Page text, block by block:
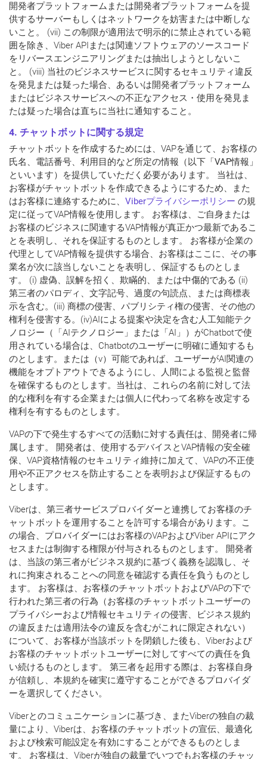
開発者プラットフォームまたは開発者プラットフォームを提
供するサーバーもしくはネットワークを妨害または中断しな
いこと。 (vii) この制限が適用法で明示的に禁止されている範
囲を除き、Viber APIまたは関連ソフトウェアのソースコード
をリバースエンジニアリングまたは抽出しようとしないこ
と。 (viii) 当社のビジネスサービスに関するセキュリティ違反
を発見または疑った場合、あるいは開発者プラットフォーム
またはビジネスサービスへの不正なアクセス・使用を発見ま
たは疑った場合は直ちに当社に通知すること。
4. チャットボットに関する規定
チャットボットを作成するためには、VAPを通じて、お客様の
氏名、電話番号、利用目的など所定の情報（以下「VAP情報 」
といいます）を提供していただく必要があります。 当社は、
お客様がチャットボットを作成できるようにするため、また
はお客様に連絡するために、 Viberプライバシーポリシー の規
定に従ってVAP情報を使用します。 お客様は、ご自身または
お客様のビジネスに関連するVAP情報が真正かつ最新であるこ
とを表明し、それを保証するものとします。 お客様が企業の
代理としてVAP情報を提供する場合、お客様はここに、その事
業名が次に該当しないことを表明し、保証するものとしま
す。 (i) 虚偽、誤解を招く、欺瞞的、または中傷的である (ii)
第三者のパロディ、文字記号、過度の句読点、または商標表
示を含む。(iii) 商標の侵害、パブリシティ権の侵害、その他の
権利を侵害する。(iv)AIによる提案や決定を含む人工知能テク
ノロジー（「AIテクノロジー」または「AI」）がChatbotで使
用されている場合は、Chatbotのユーザーに明確に通知するも
のとします。または（v）可能であれば、ユーザーがAI関連の
機能をオプトアウトできるようにし、人間による監視と監督
を確保するものとします。当社は、これらの名前に対して法
的な権利を有する企業または個人に代わって名称を改定する
権利を有するものとします。
VAPの下で発生するすべての活動に対する責任は、開発者に帰
属します。 開発者は、使用するデバイスとVAP情報の安全確
保、VAP資格情報のセキュリティ維持に加えて、VAPの不正使
用や不正アクセスを防止することを表明および保証するもの
とします。
Viberは、第三者サービスプロバイダーと連携してお客様のチ
ャットボットを運用することを許可する場合があります。こ
の場合、プロバイダーにはお客様のVAPおよびViber APIにアク
セスまたは制御する権限が付与されるものとします。 開発者
は、当該の第三者がビジネス規約に基づく義務を認識し、そ
れに拘束されることへの同意を確認する責任を負うものとし
ます。 お客様は、お客様のチャットボットおよびVAPの下で
行われた第三者の行為（お客様のチャットボットユーザーの
プライバシーおよび情報セキュリティの侵害、ビジネス規約
の違反または適用法令の違反を含むがこれに限定されない）
について、お客様が当該ボットを閉鎖した後も、Viberおよび
お客様のチャットボットユーザーに対してすべての責任を負
い続けるものとします。 第三者を起用する際は、お客様自身
が信頼し、本規約を確実に遵守することができるプロバイダ
ーを選択してください。
Viberとのコミュニケーションに基づき、またViberの独自の裁
量により、Viberは、お客様のチャットボットの宣伝、最適化
および検索可能設定を有効にすることができるものとしま
す。 お客様は、Viberが独自の裁量でいつでもお客様のチャッ